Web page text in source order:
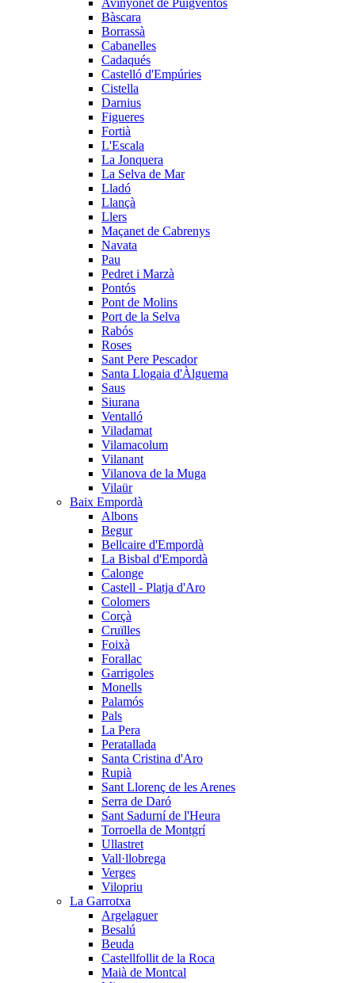
Avinyonet de Puigventós
Bàscara
Borrassà
Cabanelles
Cadaqués
Castelló d'Empúries
Cistella
Darnius
Figueres
Fortià
L'Escala
La Jonquera
La Selva de Mar
Lladó
Llançà
Llers
Maçanet de Cabrenys
Navata
Pau
Pedret i Marzà
Pontós
Pont de Molins
Port de la Selva
Rabós
Roses
Sant Pere Pescador
Santa Llogaia d'Àlguema
Saus
Siurana
Ventalló
Viladamat
Vilamacolum
Vilanant
Vilanova de la Muga
Vilaür
Baix Empordà
Albons
Begur
Bellcaire d'Empordà
La Bisbal d'Empordà
Calonge
Castell - Platja d'Aro
Colomers
Corçà
Cruïlles
Foixà
Forallac
Garrigoles
Monells
Palamós
Pals
La Pera
Peratallada
Santa Cristina d'Aro
Rupià
Sant Llorenç de les Arenes
Serra de Daró
Sant Sadurní de l'Heura
Torroella de Montgrí
Ullastret
Vall·llobrega
Verges
Vilopriu
La Garrotxa
Argelaguer
Besalú
Beuda
Castellfollit de la Roca
Maià de Montcal